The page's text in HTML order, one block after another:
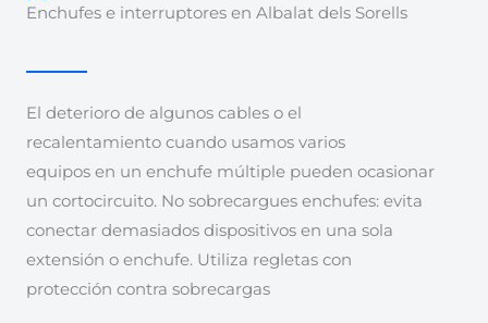
Enchufes e interruptores en Albalat dels Sorells
El deterioro de algunos cables o el
recalentamiento cuando usamos varios
equipos en un enchufe múltiple pueden ocasionar
un cortocircuito. No sobrecargues enchufes: evita
conectar demasiados dispositivos en una sola
extensión o enchufe. Utiliza regletas con
protección contra sobrecargas